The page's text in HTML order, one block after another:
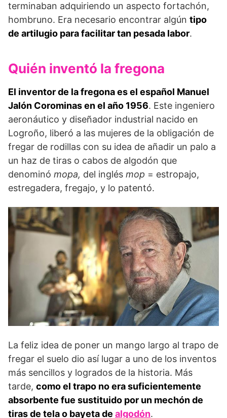
terminaban adquiriendo un aspecto fortachón,
hombruno. Era necesario encontrar algún tipo
de artilugio para facilitar tan pesada labor.
Quién inventó la fregona
El inventor de la fregona es el español Manuel
Jalón Corominas en el año 1956. Este ingeniero
aeronáutico y diseñador industrial nacido en
Logroño, liberó a las mujeres de la obligación de
fregar de rodillas con su idea de añadir un palo a
un haz de tiras o cabos de algodón que
denominó mopa, del inglés mop = estropajo,
estregadera, fregajo, y lo patentó.
La feliz idea de poner un mango largo al trapo de
fregar el suelo dio así lugar a uno de los inventos
más sencillos y logrados de la historia. Más
tarde, como el trapo no era suficientemente
absorbente fue sustituido por un mechón de
tiras de tela o bayeta de algodón.